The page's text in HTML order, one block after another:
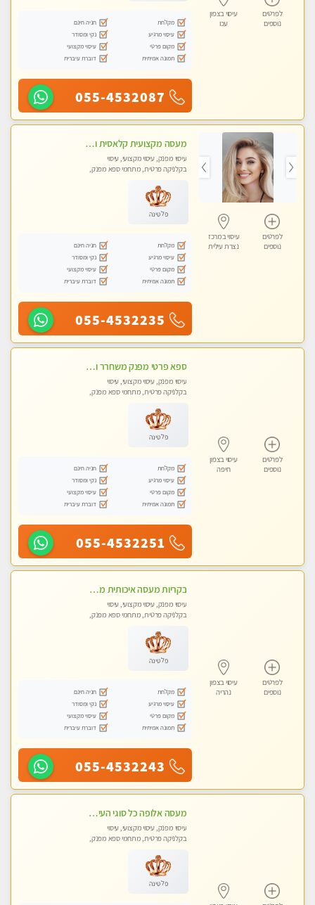
לפרטים
נוספים
עיסוי בצפון
עכו
מקלחת
חניה חינם
עיסוי מרגיע
נקי ומסודר
מקום פרטי
עיסוי מקצועי
תמונה אמיתית
דוברת עיברית
055-4532087
לפרטים
נוספים
עיסוי במרכז
נצרת עילית
מעסה מקצועית קלאסית ומפנקת בחיפה
עיסוי מפנק, עיסוי מקצועי, עיסוי
בקלניקה פרטית, מתחמי ספא מפנק,
פלטינה
מקלחת
חניה חינם
עיסוי מרגיע
נקי ומסודר
מקום פרטי
עיסוי מקצועי
תמונה אמיתית
דוברת עיברית
055-4532235
לפרטים
נוספים
עיסוי בצפון
חיפה
ספא פרטי מפנק משחרר ומרגיע, עם מגוון עיסויים לבחירה מומלץ לחלוטין!!!!
עיסוי מפנק, עיסוי מקצועי, עיסוי
בקלניקה פרטית, מתחמי ספא מפנק,
פלטינה
מקלחת
חניה חינם
עיסוי מרגיע
נקי ומסודר
מקום פרטי
עיסוי מקצועי
תמונה אמיתית
דוברת עיברית
055-4532251
לפרטים
נוספים
עיסוי בצפון
נהריה
בקריות מעסה איכותית מפנקת ומקצועית עיסוי חלומי ..... ללא מין !!
עיסוי מפנק, עיסוי מקצועי, עיסוי
בקלניקה פרטית, מתחמי ספא מפנק,
פלטינה
מקלחת
חניה חינם
עיסוי מרגיע
נקי ומסודר
מקום פרטי
עיסוי מקצועי
תמונה אמיתית
דוברת עיברית
055-4532243
מעסה אלופה כל סוגי העיסויים מעסה מקצועית ואיכותית פרטי!!!
עיסוי מפנק, עיסוי מקצועי, עיסוי
בקלניקה פרטית, מתחמי ספא מפנק,
פלטינה